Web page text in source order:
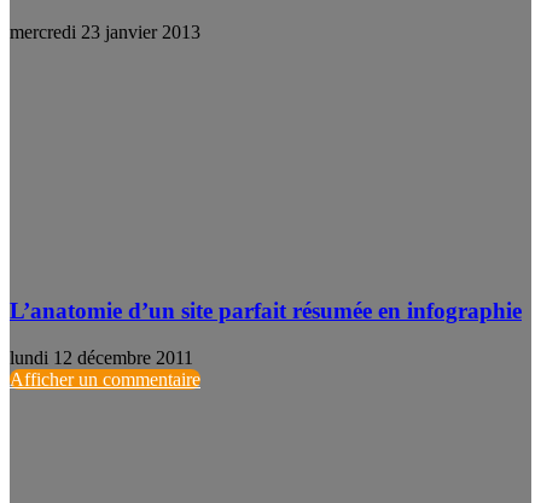
mercredi 23 janvier 2013
L’anatomie d’un site parfait résumée en infographie
lundi 12 décembre 2011
Afficher un commentaire